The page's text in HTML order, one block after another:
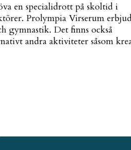
en specialidrott på skoltid i
Prolympia Virserum
gymnastik. Det finns också
andra aktiviteter såsom